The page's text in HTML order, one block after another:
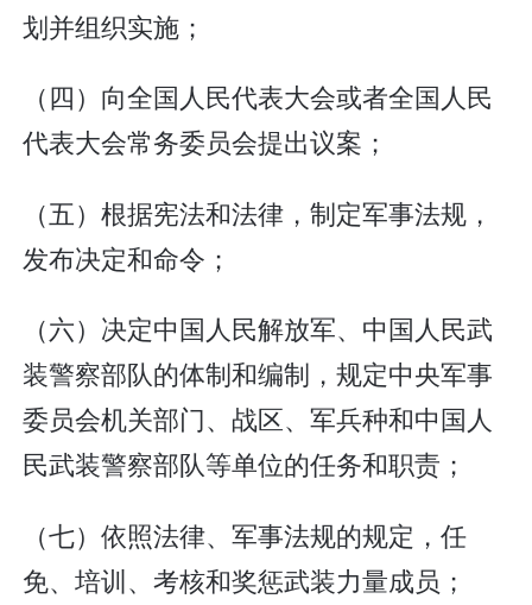
划并组织实施；
（四）向全国人民代表大会或者全国人民
代表大会常务委员会提出议案；
（五）根据宪法和法律，制定军事法规，
发布决定和命令；
（六）决定中国人民解放军、中国人民武
装警察部队的体制和编制，规定中央军事
委员会机关部门、战区、军兵种和中国人
民武装警察部队等单位的任务和职责；
（七）依照法律、军事法规的规定，任
免、培训、考核和奖惩武装力量成员；